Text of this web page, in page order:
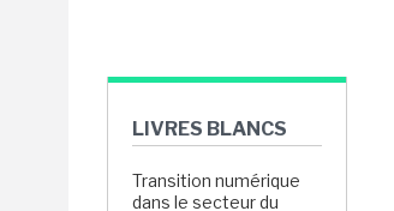
LIVRES BLANCS
Transition numérique
dans le secteur du